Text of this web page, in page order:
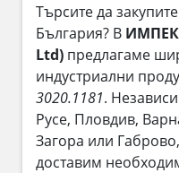
Търсите да закупите
България? В
Ltd) предлагаме
индустриални
3020.1181.
Русе, Пловдив,
Загора или
доставим